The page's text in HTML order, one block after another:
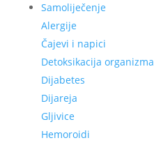
Samoliječenje
Alergije
Čajevi i napici
Detoksikacija organizma
Dijabetes
Dijareja
Gljivice
Hemoroidi